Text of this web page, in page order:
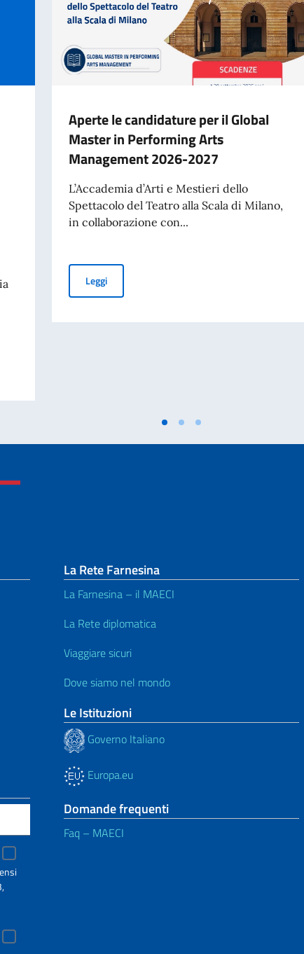
STUDIO OFFERTE DAL GOVERNO ITALIANO A STUDENTI
Aperte le candidature per il Global
Master in Performing Arts
Management 2026-2027
L’Accademia d’Arti e Mestieri dello
Spettacolo del Teatro alla Scala di Milano,
in collaborazione con...
LeggiAperte le candidature per il Global Master in
La Rete Farnesina
La Farnesina – il MAECI
La Rete diplomatica
Viaggiare sicuri
Dove siamo nel mondo
Le Istituzioni
Governo Italiano
Europa.eu
Domande frequenti
Faq – MAECI